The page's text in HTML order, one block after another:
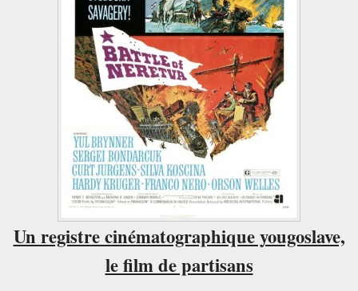
Un registre cinématographique yougoslave,
le film de partisans